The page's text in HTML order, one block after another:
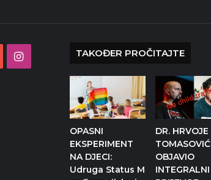
Instagram TAKOĐER PROČITAJTE
OPASNI
EKSPERIMENT
NA DJECI:
Udruga Status M
DR. HRVOJE
TOMASOVIĆ
OBJAVIO
INTEGRALNI